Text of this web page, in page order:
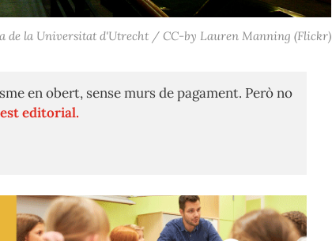
de la Universitat d'Utrecht / CC-by Lauren Manning (Flickr)
en obert, sense murs de pagament. Però no
editorial.